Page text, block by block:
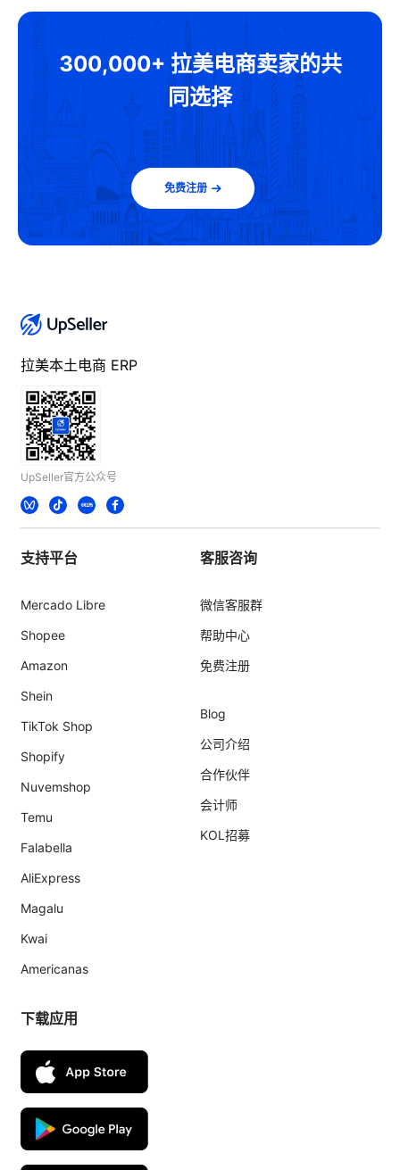
300,000+ 拉美电商卖家的共
同选择
免费注册
拉美本土电商 ERP
UpSeller官方公众号
支持平台
Mercado Libre
Shopee
Amazon
Shein
TikTok Shop
Shopify
Nuvemshop
Temu
Falabella
AliExpress
Magalu
Kwai
Americanas
客服咨询
微信客服群
帮助中心
免费注册
Blog
公司介绍
合作伙伴
会计师
KOL招募
下载应用